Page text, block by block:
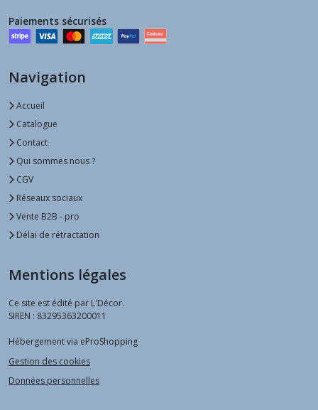
Paiements sécurisés
Navigation
Accueil
Catalogue
Contact
Qui sommes nous ?
CGV
Réseaux sociaux
Vente B2B - pro
Délai de rétractation
Mentions légales
Ce site est édité par L'Décor.
SIREN : 83295363200011
Hébergement via eProShopping
Gestion des cookies
Données personnelles